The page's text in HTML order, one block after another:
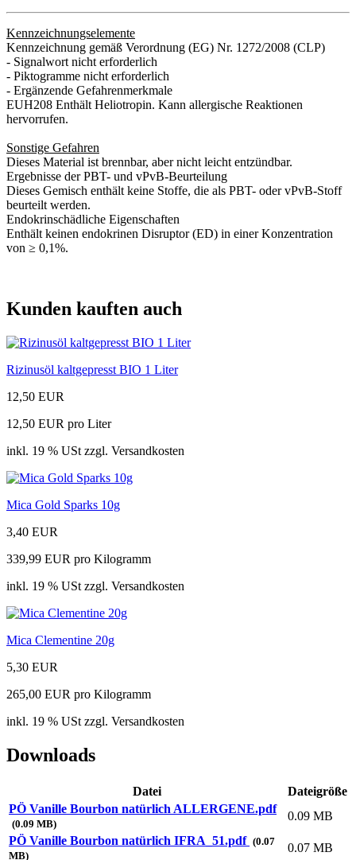
Kennzeichnungselemente
Kennzeichnung gemäß Verordnung (EG) Nr. 1272/2008 (CLP)
- Signalwort nicht erforderlich
- Piktogramme nicht erforderlich
- Ergänzende Gefahrenmerkmale
EUH208 Enthält Heliotropin. Kann allergische Reaktionen
hervorrufen.
Sonstige Gefahren
Dieses Material ist brennbar, aber nicht leicht entzündbar.
Ergebnisse der PBT- und vPvB-Beurteilung
Dieses Gemisch enthält keine Stoffe, die als PBT- oder vPvB-Stoff
beurteilt werden.
Endokrinschädliche Eigenschaften
Enthält keinen endokrinen Disruptor (ED) in einer Konzentration
von ≥ 0,1%.
Kunden kauften auch
Rizinusöl kaltgepresst BIO 1 Liter
12,50 EUR
12,50 EUR pro Liter
inkl. 19 % USt zzgl. Versandkosten
Mica Gold Sparks 10g
3,40 EUR
339,99 EUR pro Kilogramm
inkl. 19 % USt zzgl. Versandkosten
Mica Clementine 20g
5,30 EUR
265,00 EUR pro Kilogramm
inkl. 19 % USt zzgl. Versandkosten
Downloads
Datei
Dateigröße
PÖ Vanille Bourbon natürlich ALLERGENE.pdf
(0.09 MB)
0.09 MB
PÖ Vanille Bourbon natürlich IFRA_51.pdf (0.07
MB)
0.07 MB